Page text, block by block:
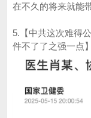
在不久的将来就能
5.【中共这次难得
件不了了之强一点】